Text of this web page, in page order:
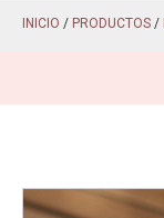
INICIO / PRODUCTOS /